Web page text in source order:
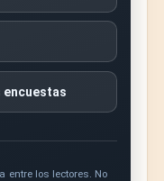
encuestas
entre los lectores. No